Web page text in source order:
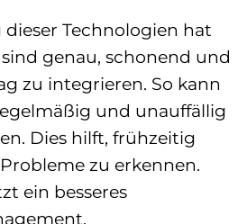
Technologien hat
sind genau, schonend und
zu integrieren. So kann
und unauffällig
Dies hilft, frühzeitig
zu erkennen.
ein besseres